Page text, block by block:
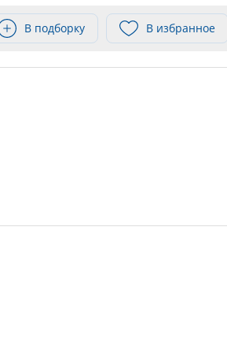
В подборку В избранное